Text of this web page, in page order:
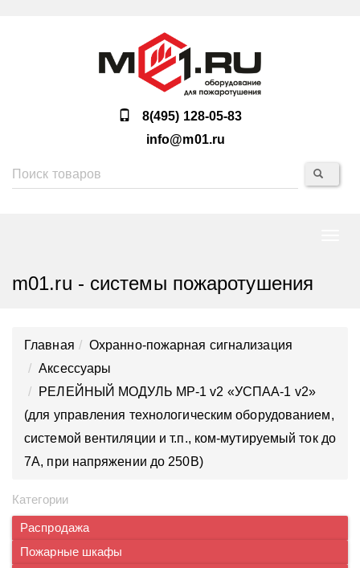
8(495) 128-05-83
info@m01.ru
m01.ru - системы пожаротушения
Главная
Охранно-пожарная сигнализация
Аксессуары
РЕЛЕЙНЫЙ МОДУЛЬ МР-1 v2 «УСПАА-1 v2»
(для управления технологическим оборудованием,
системой вентиляции и т.п., ком-мутируемый ток до
7А, при напряжении до 250В)
Категории
Распродажа
Пожарные шкафы